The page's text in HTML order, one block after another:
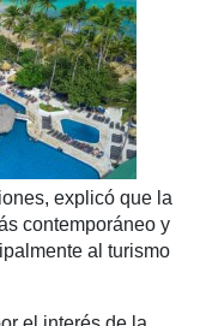
explicó que la
contemporáneo y
al turismo